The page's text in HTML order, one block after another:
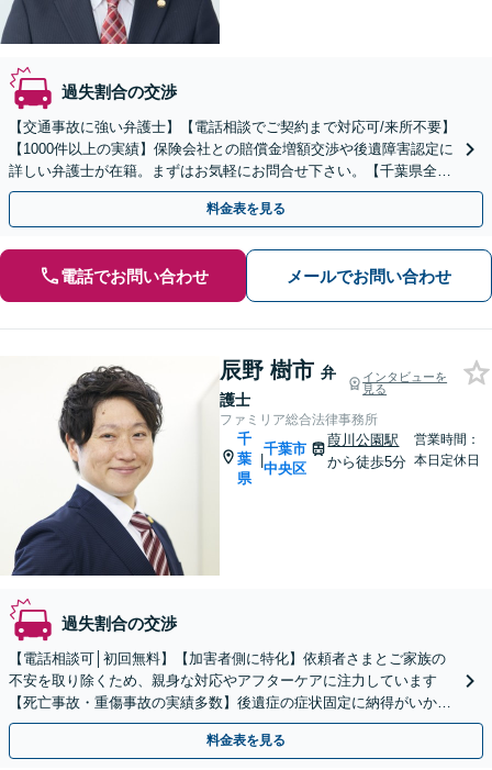
過失割合の交渉
【交通事故に強い弁護士】【電話相談でご契約まで対応可/来所不要】
【1000件以上の実績】保険会社との賠償金増額交渉や後遺障害認定に
詳しい弁護士が在籍。まずはお気軽にお問合せ下さい。【千葉県全域
対応】
料金表を見る
電話でお問い合わせ メールでお問い合わせ
辰野 樹市 弁
護士
インタビューを
見る
ファミリア総合法律事務所
千
葉
県
|
千葉市
中央区
葭川公園駅
から徒歩5分
営業時間：
本日定休日
過失割合の交渉
【電話相談可│初回無料】【加害者側に特化】依頼者さまとご家族の
不安を取り除くため、親身な対応やアフターケアに注力しています
【死亡事故・重傷事故の実績多数】後遺症の症状固定に納得がいかな
い場合はご相談ください【夜間面談可】【バリアフリー対応】
料金表を見る